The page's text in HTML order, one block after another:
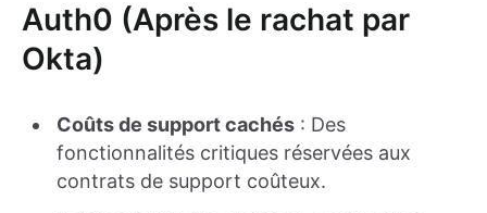
Auth0 (Après le rachat par
Okta)
Coûts de support cachés : Des
fonctionnalités critiques réservées aux
contrats de support coûteux.